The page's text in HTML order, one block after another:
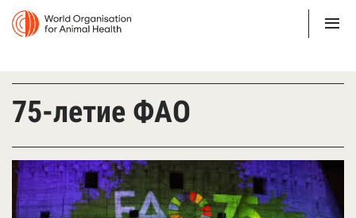
75-летие ФАО